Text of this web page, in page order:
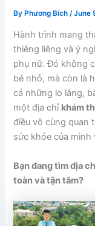
By Phương Bích/June
Hành trình mang
thiêng liêng và ý
phụ nữ. Đó không
bé nhỏ, mà còn là
cả những lo lắng,
một địa chỉ khám
điều vô cùng quan
sức khỏe của mình
Bạn đang tìm địa
toàn và tận tâm?